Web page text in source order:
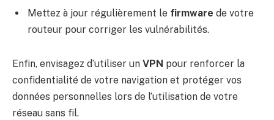
Mettez à jour régulièrement le firmware de votre
routeur pour corriger les vulnérabilités.
Enfin, envisagez d’utiliser un VPN pour renforcer la
confidentialité de votre navigation et protéger vos
données personnelles lors de l’utilisation de votre
réseau sans fil.